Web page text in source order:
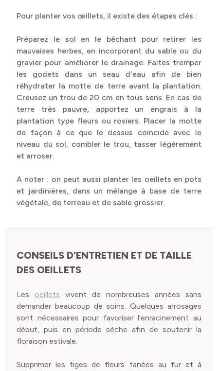
Pour planter vos œillets, il existe des étapes clés :
Préparez le sol en le bêchant pour retirer les
mauvaises herbes, en incorporant du sable ou du
gravier pour améliorer le drainage. Faites tremper
les godets dans un seau d'eau afin de bien
réhydrater la motte de terre avant la plantation.
Creusez un trou de 20 cm en tous sens. En cas de
terre très pauvre, apportez un engrais à la
plantation type fleurs ou rosiers. Placer la motte
de façon à ce que le dessus coïncide avec le
niveau du sol, combler le trou, tasser légèrement
et arroser.
A noter : on peut aussi planter les oeillets en pots
et jardinières, dans un mélange à base de terre
végétale, de terreau et de sable grossier.
CONSEILS D'ENTRETIEN ET DE TAILLE
DES OEILLETS
Les oeillets vivent de nombreuses années sans
demander beaucoup de soins. Quelques arrosages
sont nécessaires pour favoriser l'enracinement au
début, puis en période sèche afin de soutenir la
floraison estivale.
Supprimer les tiges de fleurs fanées au fur et à